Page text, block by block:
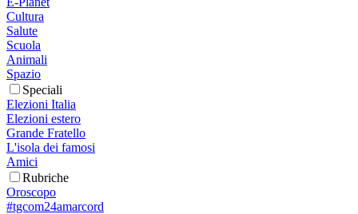
Cultura
Salute
Scuola
Animali
Spazio
Speciali
Elezioni Italia
Elezioni estero
Grande Fratello
L'isola dei famosi
Amici
Rubriche
Oroscopo
#tgcom24amarcord